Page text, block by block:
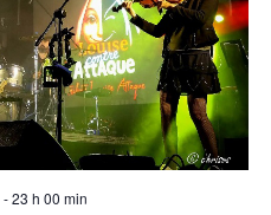
-23 h 00 min